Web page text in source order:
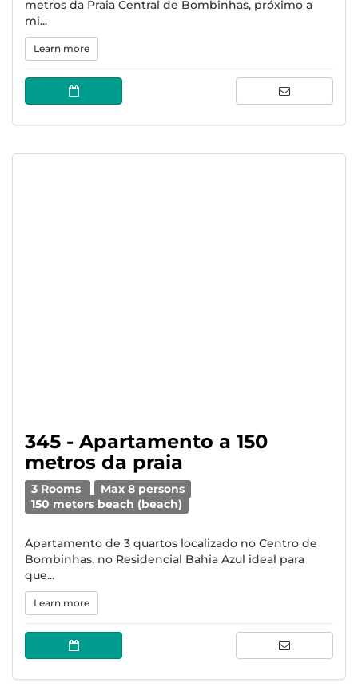
metros da Praia Central de Bombinhas, próximo a
mi...
Learn more
345 - Apartamento a 150
metros da praia
3 Rooms
Max 8 persons
150 meters beach (beach)
Apartamento de 3 quartos localizado no Centro de
Bombinhas, no Residencial Bahia Azul ideal para
que...
Learn more